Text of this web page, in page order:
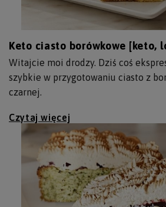
Keto ciasto borówkowe [keto,
Witajcie moi drodzy. Dziś coś
szybkie w przygotowaniu ciasto z
czarnej.
Czytaj więcej